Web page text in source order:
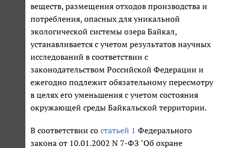
веществ, размещения отходов производства и
потребления, опасных для уникальной
экологической системы озера Байкал,
устанавливается с учетом результатов научных
исследований в соответствии с
законодательством Российской Федерации и
ежегодно подлежит обязательному пересмотру
в целях его уменьшения с учетом состояния
окружающей среды Байкальской территории.
В соответствии со статьей 1 Федерального
закона от 10.01.2002 N 7-ФЗ "Об охране